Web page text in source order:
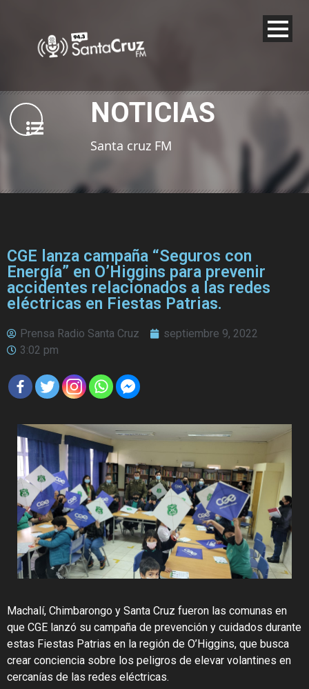
NOTICIAS
Santa cruz FM
CGE lanza campaña “Seguros con
Energía” en O’Higgins para prevenir
accidentes relacionados a las redes
eléctricas en Fiestas Patrias.
Prensa Radio Santa Cruz
septiembre 9, 2022
3:02 pm
Machalí, Chimbarongo y Santa Cruz fueron las comunas en
que CGE lanzó su campaña de prevención y cuidados durante
estas Fiestas Patrias en la región de O’Higgins, que busca
crear conciencia sobre los peligros de elevar volantines en
cercanías de las redes eléctricas.